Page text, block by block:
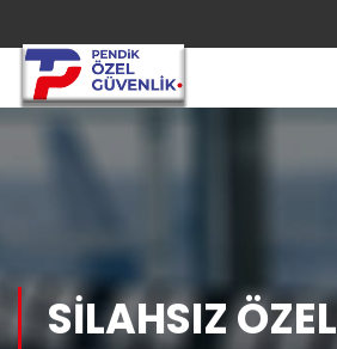
SİLAHSIZ ÖZEL